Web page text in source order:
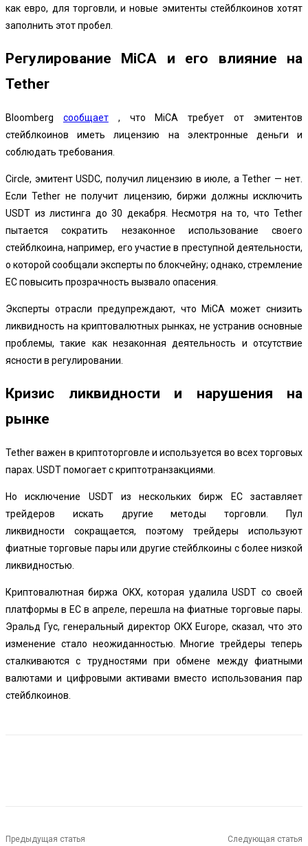
как евро, для торговли, и новые эмитенты стейблкоинов хотят
заполнить этот пробел.
Регулирование MiCA и его влияние на
Tether
Bloomberg сообщает, что MiCA требует от эмитентов
стейблкоинов иметь лицензию на электронные деньги и
соблюдать требования.
Circle, эмитент USDC, получил лицензию в июле, а Tether — нет.
Если Tether не получит лицензию, биржи должны исключить
USDT из листинга до 30 декабря. Несмотря на то, что Tether
пытается сократить незаконное использование своего
стейблкоина, например, его участие в преступной деятельности,
о которой сообщали эксперты по блокчейну; однако, стремление
ЕС повысить прозрачность вызвало опасения.
Эксперты отрасли предупреждают, что MiCA может снизить
ликвидность на криптовалютных рынках, не устранив основные
проблемы, такие как незаконная деятельность и отсутствие
ясности в регулировании.
Кризис ликвидности и нарушения на
рынке
Tether важен в криптоторговле и используется во всех торговых
парах. USDT помогает с криптотранзакциями.
Ноисключение USDTиз нескольких бирж ЕС заставляет
трейдеров искать другие методы торговли.
Пул
ликвидности сокращается, поэтому трейдеры используют
фиатные торговые пары или другие стейблкоины с более низкой
ликвидностью.
Криптовалютная биржа OKX, которая удалила USDT со своей
платформы в ЕС в апреле, перешла на фиатные торговые пары.
Эральд Гус, генеральный директор OKX Europe, сказал, что это
изменение стало неожиданностью. Многие трейдеры теперь
сталкиваются с трудностями при обмене между фиатными
валютами и цифровыми активами вместо использования пар
стейблкоинов.
Предыдущая статья Следующая статья